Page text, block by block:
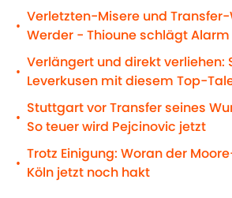
•
Verletzten-Misere und
Werder - Thioune schlägt Alarm
•
Verlängert und direkt verliehen:
Leverkusen mit diesem Top-
•
Stuttgart vor Transfer seines
So teuer wird Pejcinovic jetzt
•
Trotz Einigung: Woran der
Köln jetzt noch hakt